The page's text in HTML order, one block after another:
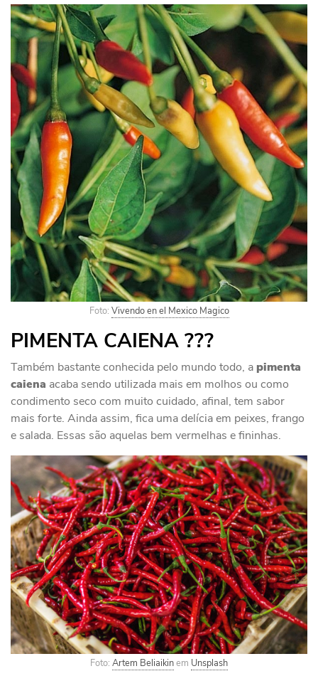
Foto: Vivendo en el Mexico Magico
PIMENTA CAIENA ???
Também bastante conhecida pelo mundo todo, apimenta
caiena acaba sendo utilizada mais em molhos ou como
condimento seco com muito cuidado, afinal, tem sabor
mais forte. Ainda assim, fica uma delícia em peixes, frango
e salada. Essas são aquelas bem vermelhas e fininhas.
Foto: Artem Beliaikinem Unsplash